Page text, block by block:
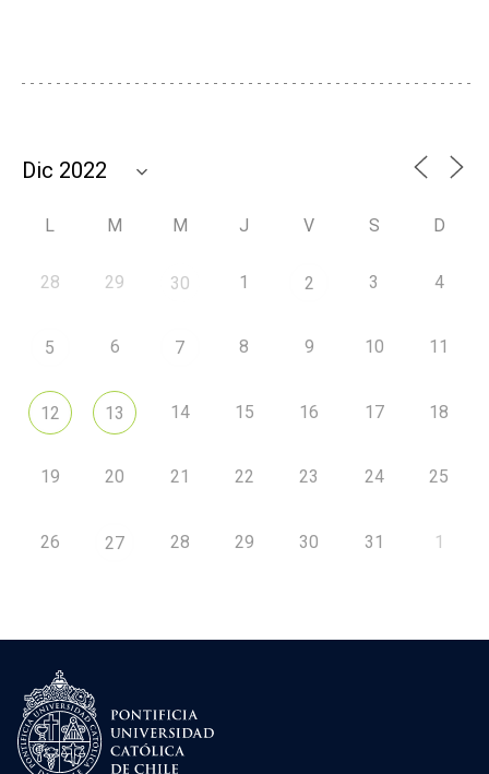
L M M J V S D
28 29 30 1 2 3 4
5 6 7 8 9 10 11
12 13 14 15 16 17 18
19 20 21 22 23 24 25
26 27 28 29 30 31 1